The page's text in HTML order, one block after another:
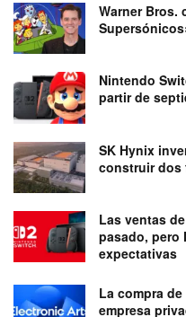
Warner Bros.
Nintendo
partir de
SK Hynix
construir dos
Las ventas
pasado, pero
expectativas
La compra
empresa